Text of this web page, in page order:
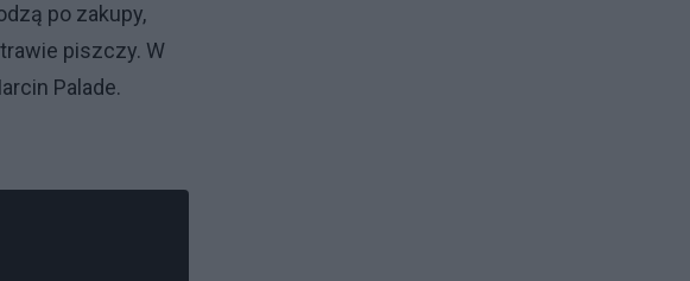
po zakupy,
piszczy. W
Palade.